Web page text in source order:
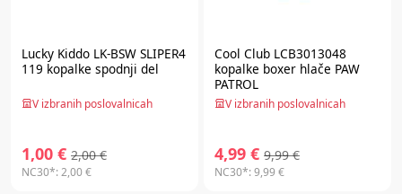
Lucky Kiddo LK-BSW SLIPER4
119 kopalke spodnji del
V izbranih poslovalnicah
1,00 € 2,00 €
NC30*:2,00 €
Cool Club LCB3013048
kopalke boxer hlače PAW
PATROL
V izbranih poslovalnicah
4,99 € 9,99 €
NC30*:9,99 €